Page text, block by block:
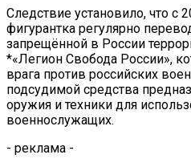
Следствие установило, что с
фигурантка регулярно
запрещённой в России
*«Легион Свобода России»,
врага против российских
подсудимой средства
оружия и техники для
военнослужащих.
- реклама -